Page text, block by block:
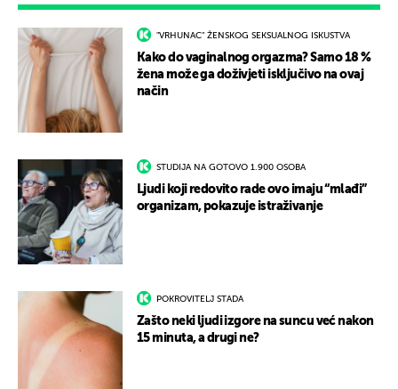
"VRHUNAC" ŽENSKOG SEKSUALNOG ISKUSTVA
Kako do vaginalnog orgazma? Samo 18 %
žena može ga doživjeti isključivo na ovaj
način
STUDIJA NA GOTOVO 1.900 OSOBA
Ljudi koji redovito rade ovo imaju “mlađi”
organizam, pokazuje istraživanje
POKROVITELJ STADA
Zašto neki ljudi izgore na suncu već nakon
15 minuta, a drugi ne?